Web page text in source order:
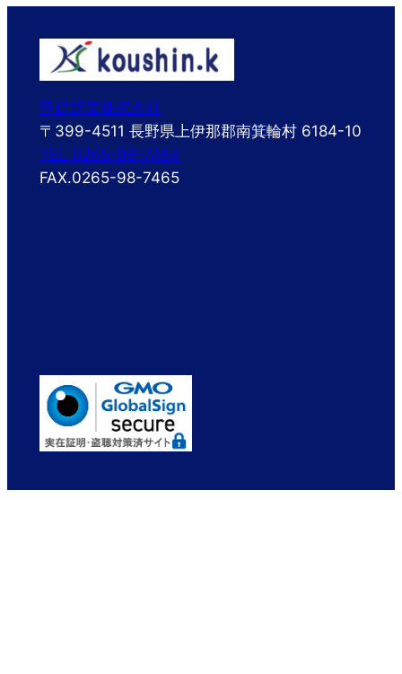
甲信鋼業株式会社
〒399-4511 長野県上伊那郡南箕輪村 6184-10
TEL.0265-98-7464
FAX.0265-98-7465